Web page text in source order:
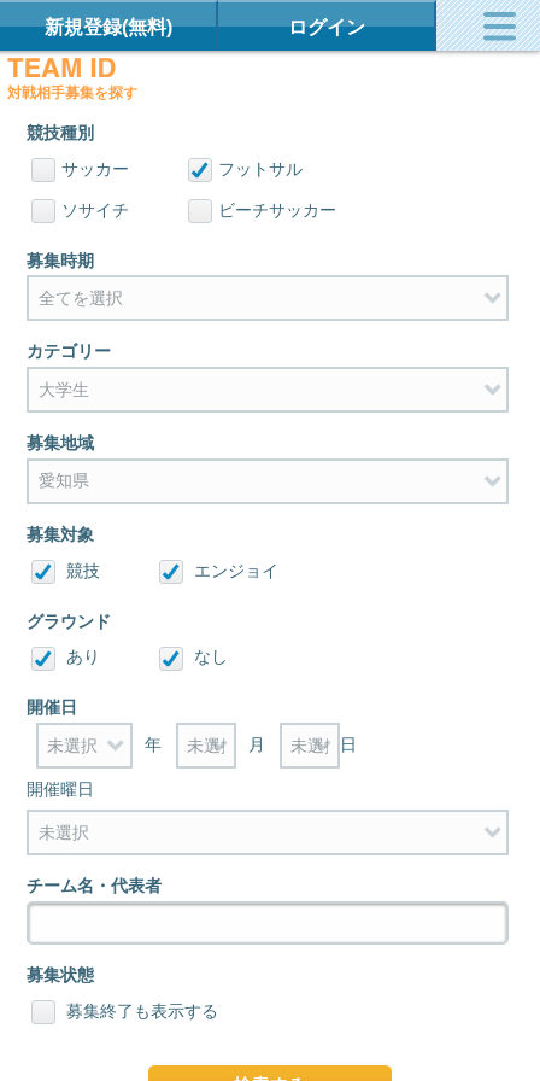
新規登録(無料) ログイン
対戦相手募集を探す
競技種別
サッカー
フットサル
ソサイチ ビーチサッカー
募集時期
カテゴリー
募集地域
募集対象
競技
エンジョイ
グラウンド
あり
なし
開催日
年
月 日
開催曜日
チーム名・代表者
募集状態
募集終了も表示する